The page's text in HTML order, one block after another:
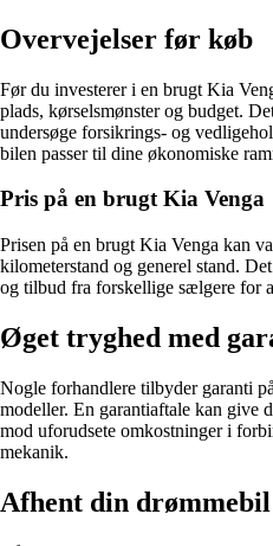
Overvejelser før køb
Før du investerer i en brugt Kia
plads, kørselsmønster og budget.
undersøge forsikrings- og
bilen passer til dine økonomiske
Pris på en brugt Kia Venga
Prisen på en brugt Kia Venga kan
kilometerstand og generel stand.
og tilbud fra forskellige sælgere for
Øget tryghed med
Nogle forhandlere tilbyder garanti
modeller. En garantiaftale kan give
mod uforudsete omkostninger i
mekanik.
Afhent din drømmebil